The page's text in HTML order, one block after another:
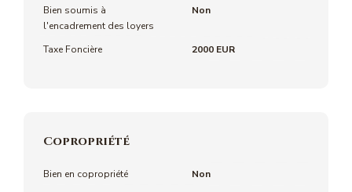
Bien soumis à
l'encadrement des loyers
Non
Taxe Foncière 2000 EUR
Copropriété
Bien en copropriété Non